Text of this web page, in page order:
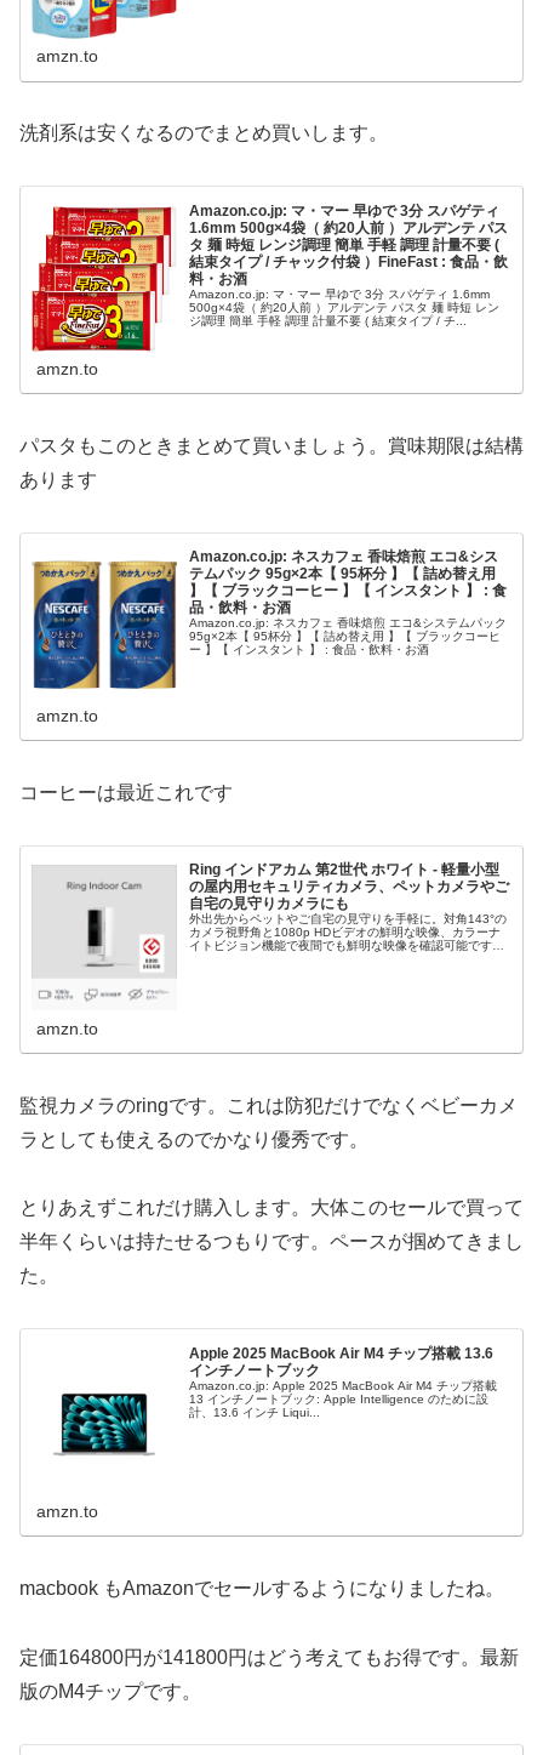
amzn.to
洗剤系は安くなるのでまとめ買いします。
Amazon.co.jp: マ・マー 早ゆで 3分 スパゲティ
1.6mm 500g×4袋（ 約20人前 ）アルデンテ パス
タ 麺 時短 レンジ調理 簡単 手軽 調理 計量不要 (
結束タイプ / チャック付袋 ）FineFast : 食品・飲
料・お酒
Amazon.co.jp: マ・マー 早ゆで 3分 スパゲティ 1.6mm
500g×4袋（ 約20人前 ）アルデンテ パスタ 麺 時短 レン
ジ調理 簡単 手軽 調理 計量不要 ( 結束タイプ / チ...
amzn.to
パスタもこのときまとめて買いましょう。賞味期限は結構
あります
Amazon.co.jp: ネスカフェ 香味焙煎 エコ&シス
テムパック 95g×2本【 95杯分 】【 詰め替え用
】【 ブラックコーヒー 】【 インスタント 】 : 食
品・飲料・お酒
Amazon.co.jp: ネスカフェ 香味焙煎 エコ&システムパック
95g×2本【 95杯分 】【 詰め替え用 】【 ブラックコーヒ
ー 】【 インスタント 】 : 食品・飲料・お酒
amzn.to
コーヒーは最近これです
Ring インドアカム 第2世代 ホワイト - 軽量小型
の屋内用セキュリティカメラ、ペットカメラやご
自宅の見守りカメラにも
外出先からペットやご自宅の見守りを手軽に。対角143°の
カメラ視野角と1080p HDビデオの鮮明な映像、カラーナ
イトビジョン機能で夜間でも鮮明な映像を確認可能です。
amzn.to
監視カメラのringです。これは防犯だけでなくベビーカメ
ラとしても使えるのでかなり優秀です。
とりあえずこれだけ購入します。大体このセールで買って
半年くらいは持たせるつもりです。ペースが掴めてきまし
た。
Apple 2025 MacBook Air M4 チップ搭載 13.6
インチノートブック
Amazon.co.jp: Apple 2025 MacBook Air M4 チップ搭載
13 インチノートブック: Apple Intelligence のために設
計、13.6 インチ Liqui...
amzn.to
macbook もAmazonでセールするようになりましたね。
定価164800円が141800円はどう考えてもお得です。最新
版のM4チップです。